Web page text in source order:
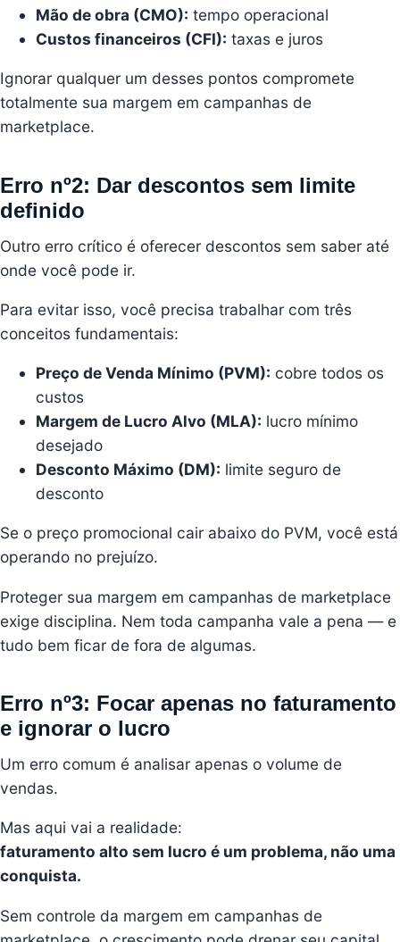
Mão de obra (CMO): tempo operacional
Custos financeiros (CFI): taxas e juros
Ignorar qualquer um desses pontos compromete
totalmente sua margem em campanhas de
marketplace.
Erro nº2: Dar descontos sem limite
definido
Outro erro crítico é oferecer descontos sem saber até
onde você pode ir.
Para evitar isso, você precisa trabalhar com três
conceitos fundamentais:
Preço de Venda Mínimo (PVM): cobre todos os
custos
Margem de Lucro Alvo (MLA): lucro mínimo
desejado
Desconto Máximo (DM): limite seguro de
desconto
Se o preço promocional cair abaixo do PVM, você está
operando no prejuízo.
Proteger sua margem em campanhas de marketplace
exige disciplina. Nem toda campanha vale a pena — e
tudo bem ficar de fora de algumas.
Erro nº3: Focar apenas no faturamento
e ignorar o lucro
Um erro comum é analisar apenas o volume de
vendas.
Mas aqui vai a realidade:
faturamento alto sem lucro é um problema, não uma
conquista.
Sem controle da margem em campanhas de